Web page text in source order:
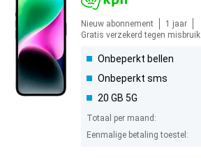
Nieuw abonnement
1 jaar
Gratis verzekerd tegen misbruik
Onbeperkt bellen
Onbeperkt sms
20 GB 5G
Totaal per maand:
Eenmalige betaling toestel: